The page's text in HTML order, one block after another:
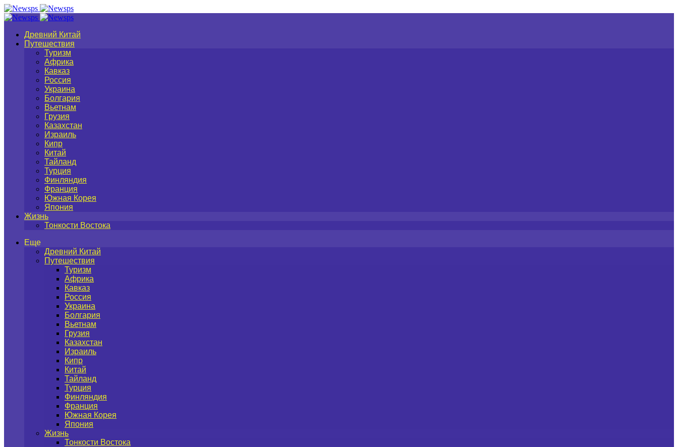
Древний Китай
Путешествия
Туризм
Африка
Кавказ
Россия
Украина
Болгария
Вьетнам
Грузия
Казахстан
Израиль
Кипр
Китай
Тайланд
Турция
Финляндия
Франция
Южная Корея
Япония
Жизнь
Тонкости Востока
Еще
Древний Китай
Путешествия
Туризм
Африка
Кавказ
Россия
Украина
Болгария
Вьетнам
Грузия
Казахстан
Израиль
Кипр
Китай
Тайланд
Турция
Финляндия
Франция
Южная Корея
Япония
Жизнь
Тонкости Востока